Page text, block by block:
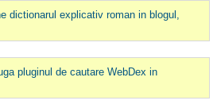
dictionarul explicativ roman in blogul,
pluginul de cautare WebDex in